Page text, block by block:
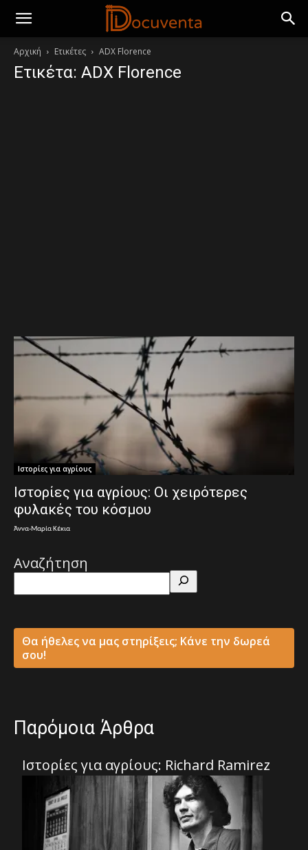
Αρχική Ετικέτες ADX Florence
Ετικέτα: ADX Florence
Ιστορίες για αγρίους
Ιστορίες για αγρίους: Οι χειρότερες
φυλακές του κόσμου
Άννα-Μαρία Κέκια
Αναζήτηση
Θα ήθελες να μας στηρίξεις; Κάνε την δωρεά
σου!
Παρόμοια Άρθρα
Ιστορίες για αγρίους: Richard Ramirez